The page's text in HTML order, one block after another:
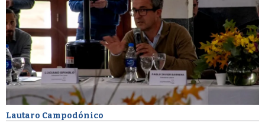
Lautaro Campodónico